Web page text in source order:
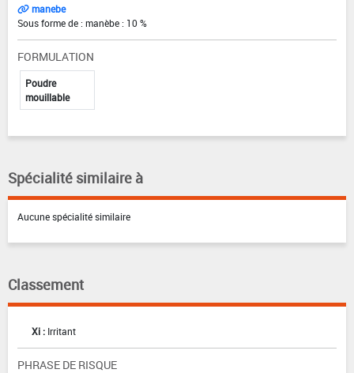
manebe
Sous forme de : manèbe : 10 %
FORMULATION
Poudre
mouillable
Spécialité similaire à
Aucune spécialité similaire
Classement
Xi : Irritant
PHRASE DE RISQUE